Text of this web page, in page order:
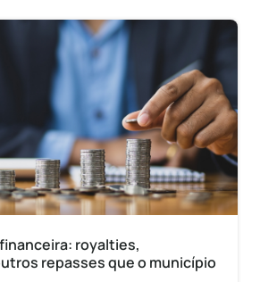
royalties,
repasses que o município